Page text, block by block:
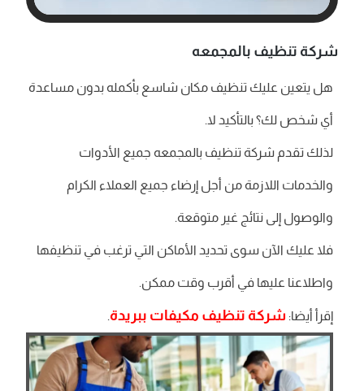
شركة تنظيف بالمجمعه
هل يتعين عليك تنظيف مكان شاسع بأكمله بدون مساعدة
أي شخص لك؟ بالتأكيد لا.
لذلك تقدم شركة تنظيف بالمجمعه جميع الأدوات
والخدمات اللازمة من أجل إرضاء جميع العملاء الكرام
والوصول إلى نتائج غير متوقعة.
فلا عليك الآن سوى تحديد الأماكن التي ترغب في تنظيفها
واطلاعنا عليها في أقرب وقت ممكن.
إقرأ أيضا: شركة تنظيف مكيفات ببريدة.